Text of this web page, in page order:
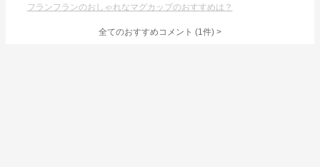
フランフランのおしゃれなマグカップのおすすめは？
全てのおすすめコメント (1件) >